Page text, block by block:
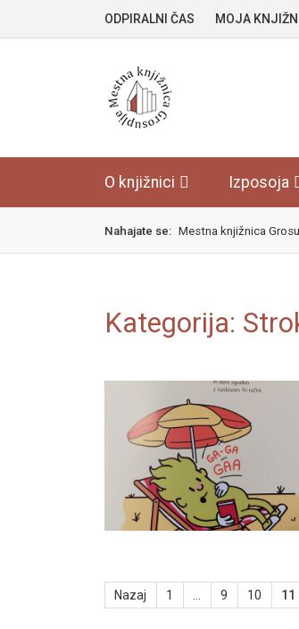
glavno
dostopnosti
ODPIRALNI ČAS MOJA
O knjižnici Izposoja
Nahajate se: Mestna knjižnica
Kategorija:
Številčenje
prispevkov
Nazaj 1 9 10 11